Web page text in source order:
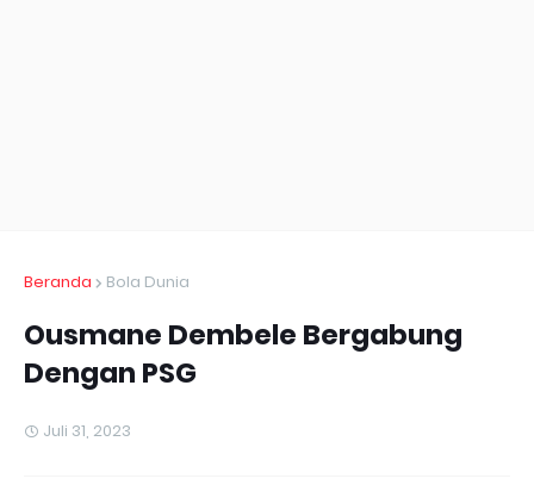
Beranda Bola Dunia
Ousmane Dembele Bergabung
Dengan PSG
Juli 31, 2023